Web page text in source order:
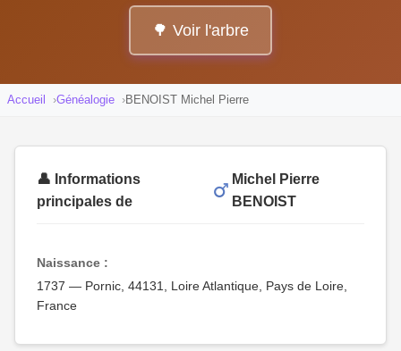
🌳 Voir l'arbre
Accueil Généalogie BENOIST Michel Pierre
👤 Informations
principales de
Michel Pierre
BENOIST
Naissance :
1737 — Pornic, 44131, Loire Atlantique, Pays de Loire,
France